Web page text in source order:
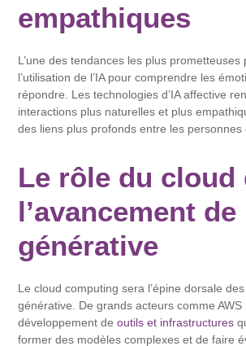
empathiques
L’une des tendances les plus prometteuses
l’utilisation de l’IA pour comprendre les
répondre. Les technologies d’IA affective
interactions plus naturelles et plus
des liens plus profonds entre les personnes
Le rôle du cloud
l’avancement de
générative
Le cloud computing sera l’épine dorsale
générative. De grands acteurs comme AWS
développement deoutils et infrastructures
former des modèles complexes et de faire